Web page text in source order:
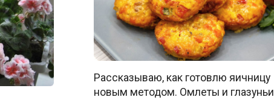
Рассказываю, как готовлю яичницу
новым методом. Омлеты и глазуньи